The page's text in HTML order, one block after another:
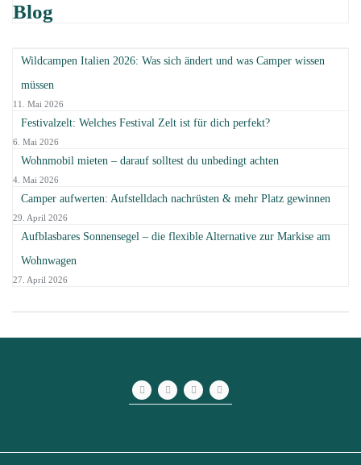
Blog
Wildcampen Italien 2026: Was sich ändert und was Camper wissen
müssen
11. Mai 2026
Festivalzelt: Welches Festival Zelt ist für dich perfekt?
6. Mai 2026
Wohnmobil mieten – darauf solltest du unbedingt achten
4. Mai 2026
Camper aufwerten: Aufstelldach nachrüsten & mehr Platz gewinnen
29. April 2026
Aufblasbares Sonnensegel – die flexible Alternative zur Markise am
Wohnwagen
27. April 2026